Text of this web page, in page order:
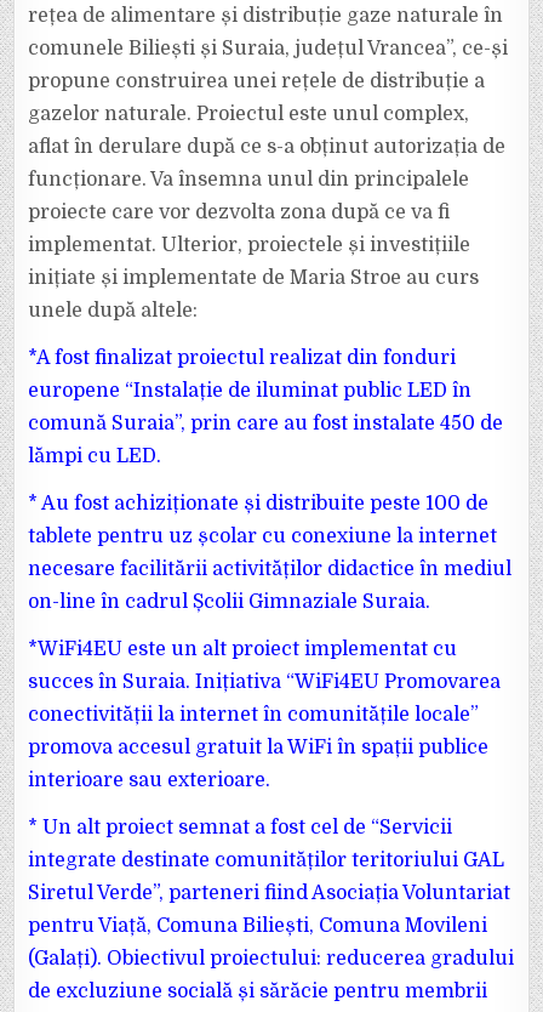
rețea de alimentare și distribuție gaze naturale în
comunele Biliești și Suraia, județul Vrancea”, ce-și
propune construirea unei rețele de distribuție a
gazelor naturale. Proiectul este unul complex,
aflat în derulare după ce s-a obținut autorizația de
funcționare. Va însemna unul din principalele
proiecte care vor dezvolta zona după ce va fi
implementat. Ulterior, proiectele și investițiile
inițiate și implementate de Maria Stroe au curs
unele după altele:
*A fost finalizat proiectul realizat din fonduri
europene “Instalație de iluminat public LED în
comună Suraia”, prin care au fost instalate 450 de
lămpi cu LED.
* Au fost achiziționate și distribuite peste 100 de
tablete pentru uz școlar cu conexiune la internet
necesare facilitării activităților didactice în mediul
on-line în cadrul Școlii Gimnaziale Suraia.
*WiFi4EU este un alt proiect implementat cu
succes în Suraia. Inițiativa “WiFi4EU Promovarea
conectivității la internet în comunitățile locale”
promova accesul gratuit la WiFi în spații publice
interioare sau exterioare.
* Un alt proiect semnat a fost cel de “Servicii
integrate destinate comunităților teritoriului GAL
Siretul Verde”, parteneri fiind Asociația Voluntariat
pentru Viață, Comuna Biliești, Comuna Movileni
(Galați). Obiectivul proiectului: reducerea gradului
de excluziune socială și sărăcie pentru membrii